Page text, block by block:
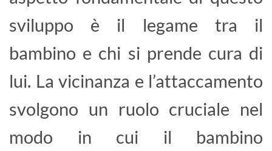
sviluppo è il legame tra il
bambino e chi si prende cura di
lui. La vicinanza e l’attaccamento
svolgono un ruolo cruciale nel
modo in cui il bambino